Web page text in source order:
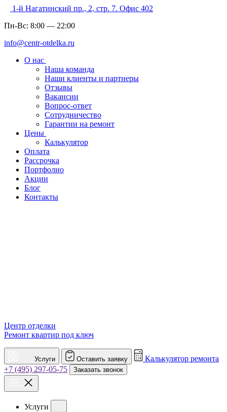
1-й Нагатинский пр., 2, стр. 7. Офис 402
Пн-Вс: 8:00 — 22:00
info@centr-otdelka.ru
О нас
Наша команда
Наши клиенты и партнеры
Отзывы
Вакансии
Вопрос-ответ
Сотрудничество
Гарантии на ремонт
Цены
Калькулятор
Оплата
Рассрочка
Портфолио
Акции
Блог
Контакты
Центр отделки
Ремонт квартир под ключ
Услуги Оставить заявку
Калькулятор ремонта
+7 (495) 297-05-75
Заказать звонок
Услуги